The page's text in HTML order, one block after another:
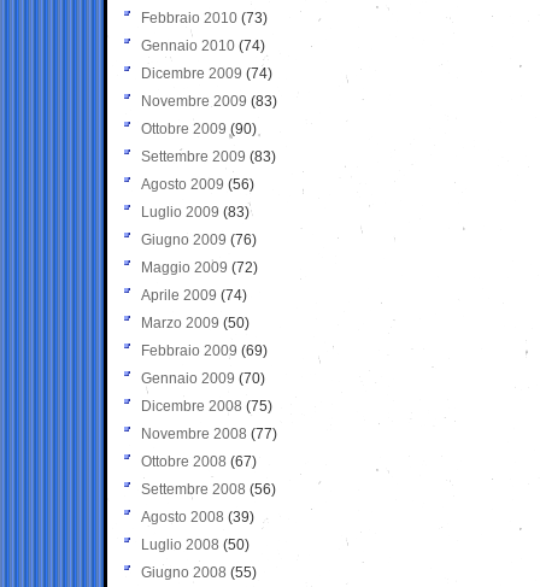
Febbraio 2010 (73)
Gennaio 2010 (74)
Dicembre 2009 (74)
Novembre 2009 (83)
Ottobre 2009 (90)
Settembre 2009 (83)
Agosto 2009 (56)
Luglio 2009 (83)
Giugno 2009 (76)
Maggio 2009 (72)
Aprile 2009 (74)
Marzo 2009 (50)
Febbraio 2009 (69)
Gennaio 2009 (70)
Dicembre 2008 (75)
Novembre 2008 (77)
Ottobre 2008 (67)
Settembre 2008 (56)
Agosto 2008 (39)
Luglio 2008 (50)
Giugno 2008 (55)